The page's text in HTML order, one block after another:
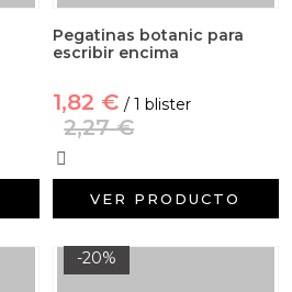
Pegatinas botanic para
escribir encima
1,82 € / 1 blister
2,27 €
VER PRODUCTO
-20%